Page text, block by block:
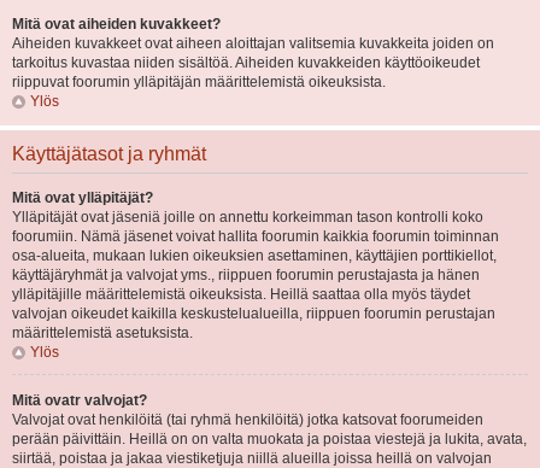
Mitä ovat aiheiden kuvakkeet?
Aiheiden kuvakkeet ovat aiheen aloittajan valitsemia kuvakkeita joiden on
tarkoitus kuvastaa niiden sisältöä. Aiheiden kuvakkeiden käyttöoikeudet
riippuvat foorumin ylläpitäjän määrittelemistä oikeuksista.
Ylös
Käyttäjätasot ja ryhmät
Mitä ovat ylläpitäjät?
Ylläpitäjät ovat jäseniä joille on annettu korkeimman tason kontrolli koko
foorumiin. Nämä jäsenet voivat hallita foorumin kaikkia foorumin toiminnan
osa-alueita, mukaan lukien oikeuksien asettaminen, käyttäjien porttikiellot,
käyttäjäryhmät ja valvojat yms., riippuen foorumin perustajasta ja hänen
ylläpitäjille määrittelemistä oikeuksista. Heillä saattaa olla myös täydet
valvojan oikeudet kaikilla keskustelualueilla, riippuen foorumin perustajan
määrittelemistä asetuksista.
Ylös
Mitä ovatr valvojat?
Valvojat ovat henkilöitä (tai ryhmä henkilöitä) jotka katsovat foorumeiden
perään päivittäin. Heillä on on valta muokata ja poistaa viestejä ja lukita, avata,
siirtää, poistaa ja jakaa viestiketjuja niillä alueilla joissa heillä on valvojan